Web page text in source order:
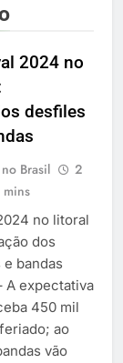
De
No
2024 no
desfiles
Brasil
2
no litoral
dos
bandas
A expectativa
450 mil
ao
vão